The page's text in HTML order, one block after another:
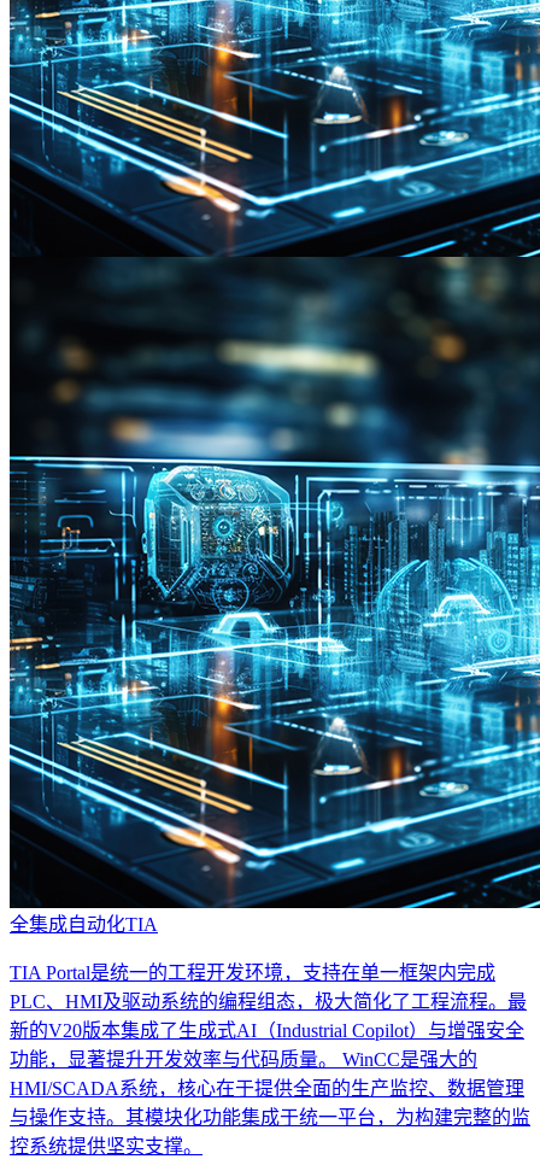
全集成自动化TIA
TIA Portal是统一的工程开发环境，支持在单一框架内完成
PLC、HMI及驱动系统的编程组态，极大简化了工程流程。最
新的V20版本集成了生成式AI（Industrial Copilot）与增强安全
功能，显著提升开发效率与代码质量。 WinCC是强大的
HMI/SCADA系统，核心在于提供全面的生产监控、数据管理
与操作支持。其模块化功能集成于统一平台，为构建完整的监
控系统提供坚实支撑。